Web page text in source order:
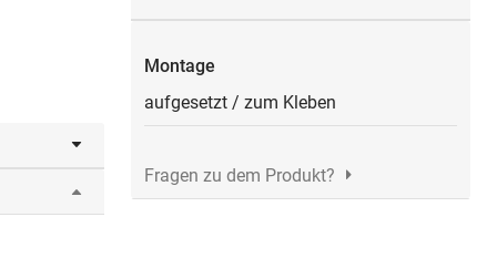
Montage
aufgesetzt / zum Kleben
Fragen zu dem Produkt?